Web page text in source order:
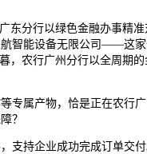
分行以绿色金融办事精
智能设备无限公司——这
，农行广州分行以全周期
属产物，恰是正在农行
？
持企业成功完成订单交